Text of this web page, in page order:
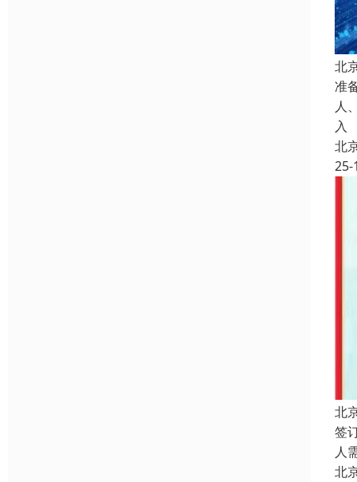
北
准
人
入
北
25-
北
签
人
北